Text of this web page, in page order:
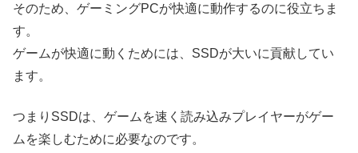
そのため、ゲーミングPCが快適に動作するのに役立ちま
す。
ゲームが快適に動くためには、SSDが大いに貢献してい
ます。
つまりSSDは、ゲームを速く読み込みプレイヤーがゲー
ムを楽しむために必要なのです。